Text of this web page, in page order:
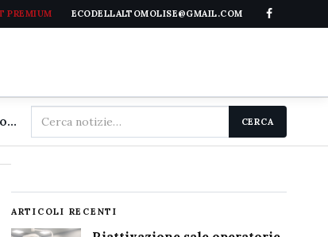
PREMIUM ECODELLALTOMOLISE@GMAIL.COM
Riattivazione sale operatorie al Caracciolo, Greco: "Una vergognosa operazione di propaganda"
Cerca
nel
CERCA
ARTICOLI RECENTI